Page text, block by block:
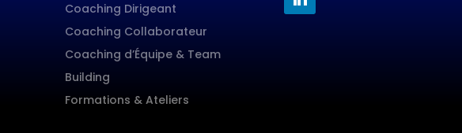
Coaching Dirigeant
Coaching Collaborateur
Coaching d’Équipe & Team
Building
Formations & Ateliers